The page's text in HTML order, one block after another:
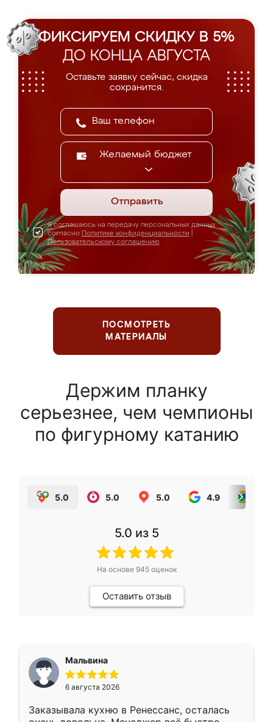
ФИКСИРУЕМ СКИДКУ В 5%
ДО КОНЦА АВГУСТА
Оставьте заявку сейчас, скидка
сохранится.
Желаемый бюджет
Отправить
Я соглашаюсь на передачу персональных данных
согласно Политике конфиденциальности
Пользовательскому соглашению
ПОСМОТРЕТЬ
МАТЕРИАЛЫ
Держим планку
серьезнее, чем чемпионы
по фигурному катанию
5.0 5.0 5.0 4.9
5.0 из 5
На основе 945оценок
Оставить отзыв
Мальвина
6 августа 2026
Заказывала кухню в Ренессанс, осталась